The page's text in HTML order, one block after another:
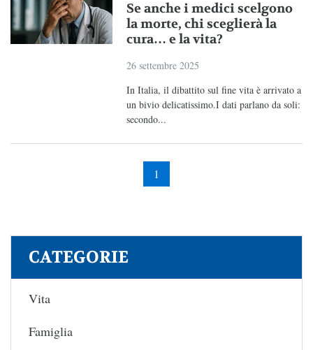
Se anche i medici scelgono
la morte, chi sceglierà la
cura… e la vita?
26 settembre 2025
In Italia, il dibattito sul fine vita è arrivato a
un bivio delicatissimo.I dati parlano da soli:
secondo...
1
CATEGORIE
Vita
Famiglia